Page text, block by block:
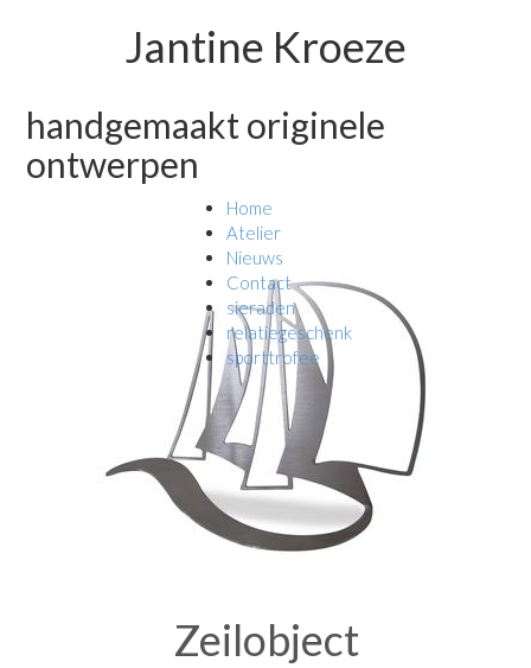
Jantine Kroeze
handgemaakt originele
ontwerpen
Home
Atelier
Nieuws
Contact
sieraden
relatiegeschenk
sporttrofee
Zeilobject